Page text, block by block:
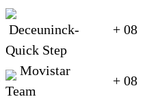
Deceuninck-
Quick Step
+ 08
Movistar
Team
+ 08